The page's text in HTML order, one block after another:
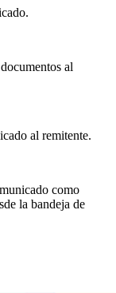
al
al remitente.
como
la bandeja de